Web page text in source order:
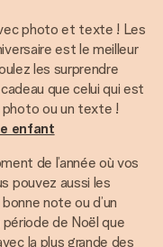
photo et texte ! Les
est le meilleur
les surprendre
que celui qui est
enfant
de l’année où vos
pouvez aussi les
note ou d’un
de Noël que
la plus grande des